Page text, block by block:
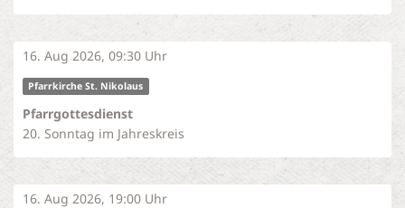
16. Aug 2026, 09:30 Uhr
Pfarrkirche St. Nikolaus
Pfarrgottesdienst
20. Sonntag im Jahreskreis
16. Aug 2026, 19:00 Uhr